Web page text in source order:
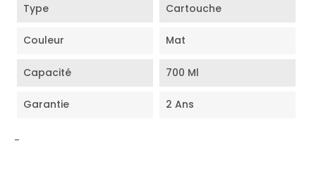
Type Cartouche
Couleur Mat
Capacité 700 Ml
Garantie 2 Ans
-